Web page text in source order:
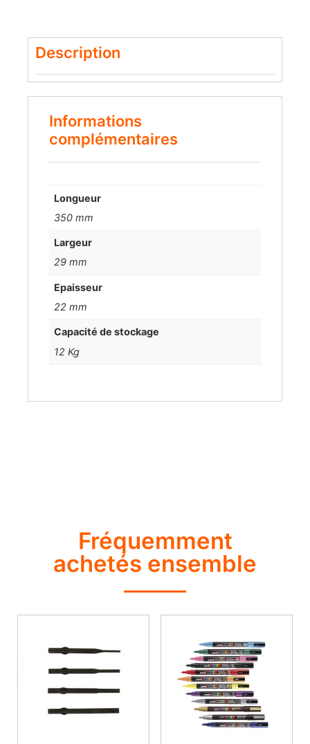
Description
Informations
complémentaires
Longueur
350 mm
Largeur
29 mm
Epaisseur
22 mm
Capacité de stockage
12 Kg
Fréquemment
achetés ensemble